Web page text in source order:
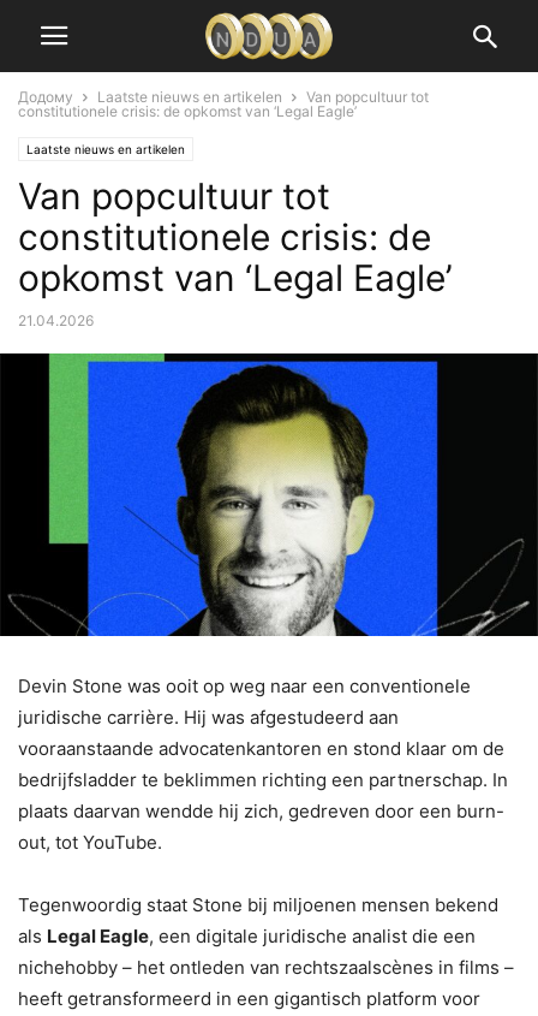
Додому Laatste nieuws en artikelen
Van popcultuur tot
constitutionele crisis: de opkomst van ‘Legal Eagle’
Laatste nieuws en artikelen
Van popcultuur tot
constitutionele crisis: de
opkomst van ‘Legal Eagle’
21.04.2026
Devin Stone was ooit op weg naar een conventionele
juridische carrière. Hij was afgestudeerd aan
vooraanstaande advocatenkantoren en stond klaar om de
bedrijfsladder te beklimmen richting een partnerschap. In
plaats daarvan wendde hij zich, gedreven door een burn-
out, tot YouTube.
Tegenwoordig staat Stone bij miljoenen mensen bekend
als Legal Eagle, een digitale juridische analist die een
nichehobby – het ontleden van rechtszaalscènes in films –
heeft getransformeerd in een gigantisch platform voor